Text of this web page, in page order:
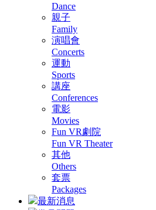
Dance
親子
Family
演唱會
Concerts
運動
Sports
講座
Conferences
電影
Movies
Fun VR劇院
Fun VR Theater
其他
Others
套票
Packages
最新消息